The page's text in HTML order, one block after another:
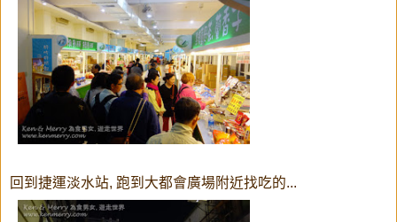
回到捷運淡水站, 跑到大都會廣場附近找吃的...